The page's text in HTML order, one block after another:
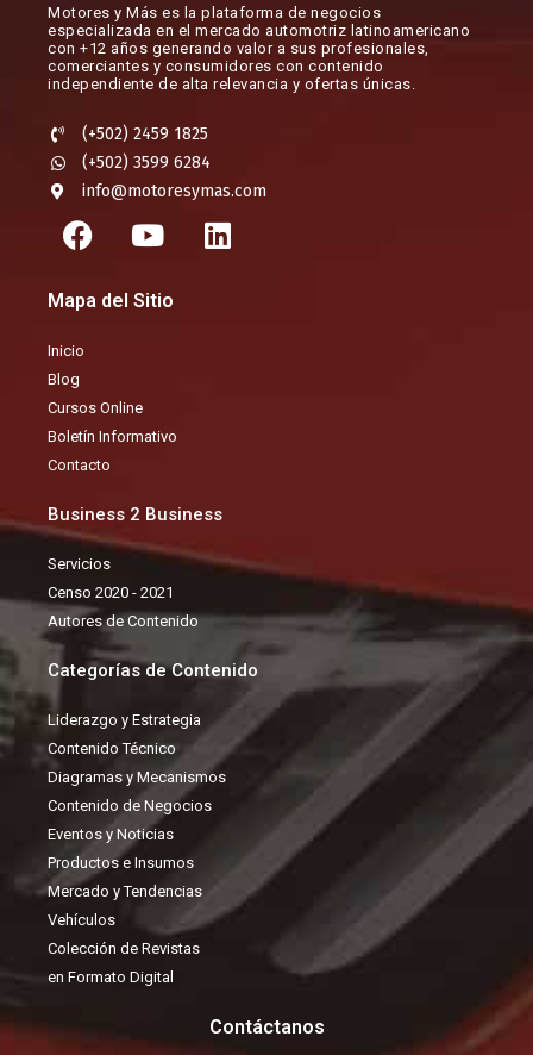
Motores y Más es la plataforma de negocios
especializada en el mercado automotriz latinoamericano
con +12 años generando valor a sus profesionales,
comerciantes y consumidores con contenido
independiente de alta relevancia y ofertas únicas.​
(+502) 2459 1825
(+502) 3599 6284
info@motoresymas.com
F
a
e
o
o
k
Y
o
t
L
i
Mapa del Sitio
Inicio
Blog
Cursos Online
Boletín Informativo
Contacto
Business 2 Business
Servicios
Censo 2020 - 2021
Autores de Contenido
Categorías de Contenido
Liderazgo y Estrategia
Contenido Técnico
Diagramas y Mecanismos
Contenido de Negocios
Eventos y Noticias
Productos e Insumos
Mercado y Tendencias
Vehículos
Colección de Revistas
en Formato Digital
Contáctanos